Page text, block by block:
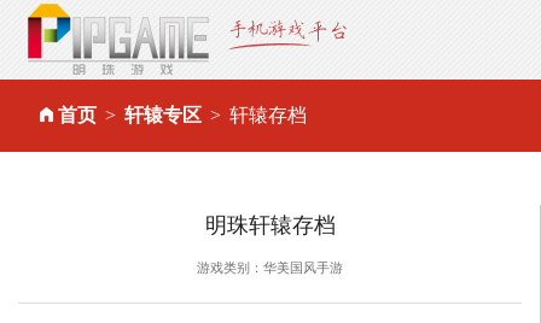
首页 轩辕专区 轩辕存档
明珠轩辕存档
游戏类别：华美国风手游